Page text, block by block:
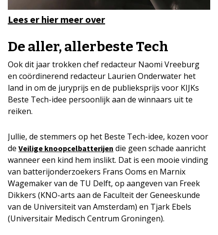
Lees er hier meer over
De aller, allerbeste Tech
Ook dit jaar trokken chef redacteur Naomi Vreeburg
en coördinerend redacteur Laurien Onderwater het
land in om de juryprijs en de publieksprijs voor KIJKs
Beste Tech-idee persoonlijk aan de winnaars uit te
reiken.
Jullie, de stemmers op het Beste Tech-idee, kozen voor
de Veilige knoopcelbatterijen die geen schade aanricht
wanneer een kind hem inslikt. Dat is een mooie vinding
van batterijonderzoekers Frans Ooms en Marnix
Wagemaker van de TU Delft, op aangeven van Freek
Dikkers (KNO-arts aan de Faculteit der Geneeskunde
van de Universiteit van Amsterdam) en Tjark Ebels
(Universitair Medisch Centrum Groningen).